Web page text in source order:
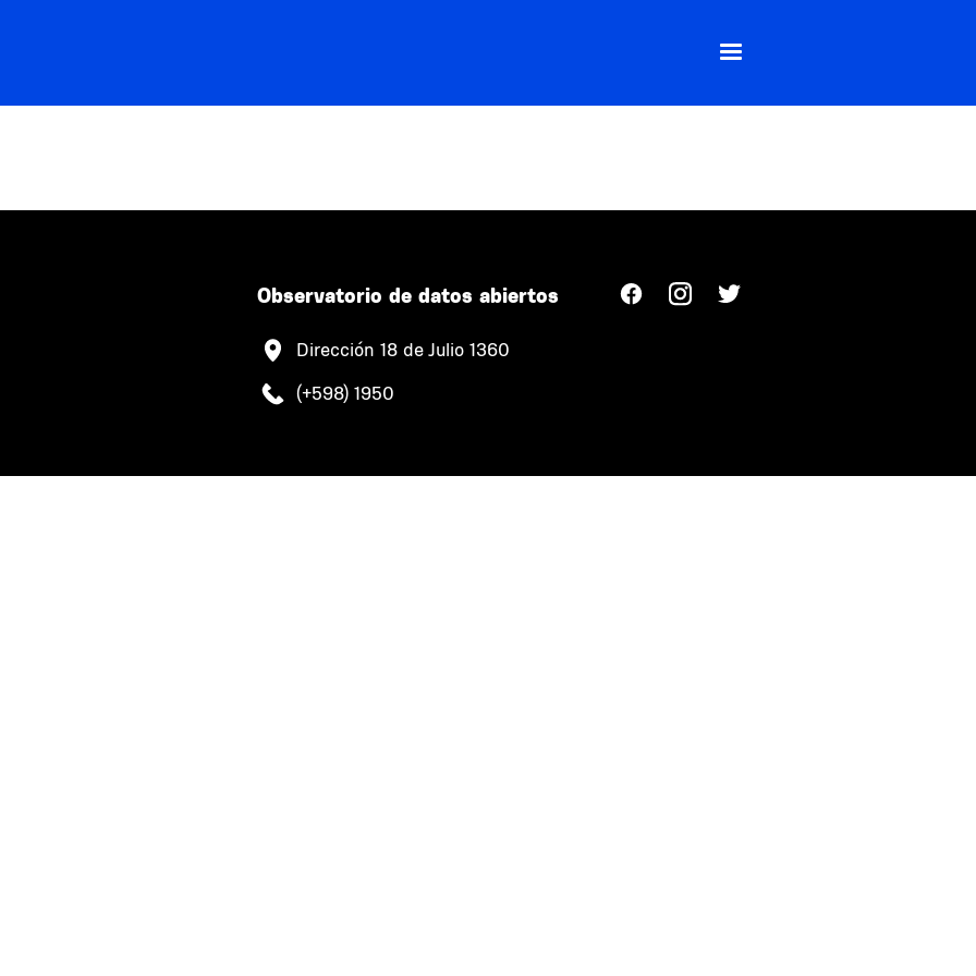
Observatorio de datos abiertos
Dirección 18 de Julio 1360
(+598) 1950